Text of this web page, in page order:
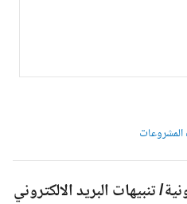
تنبيهات البريد الالكتروني